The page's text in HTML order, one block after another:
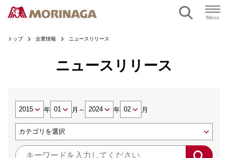
Menu
トップ 企業情報 ニュースリリース
ニュースリリース
年 月 ～ 年 月